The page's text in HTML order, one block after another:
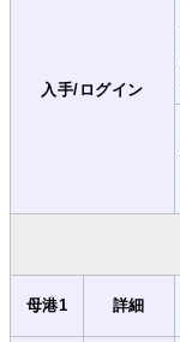
入手/ログイン
母港1 詳細